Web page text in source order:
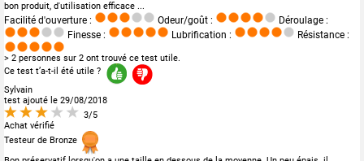
bon produit, d'utilisation efficace ...
Facilité d'ouverture : Odeur/goût :
Déroulage :
Finesse :
Lubrification : Résistance :
> 2 personnes sur 2 ont trouvé ce test utile.
Ce test t’a-t-il été utile ?
Sylvain
test ajouté le 29/08/2018
3/5
Achat vérifié
Testeur de Bronze